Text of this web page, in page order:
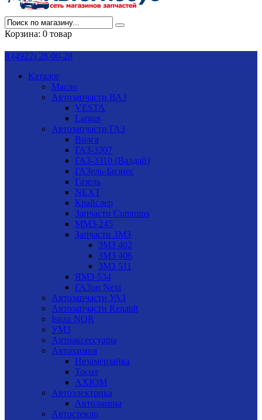
Корзина: 0 товар
8 (4922) 28-00-28
Каталог
Масло
Автозапчасти ВАЗ
VESTA
Largus
Автозапчасти ГАЗ
Волга
ГАЗ-3307
ГАЗ-3310 (Валдай)
ГАЗель-Бизнес
Газель
NEXT
Крайслер
Запчасти Cummins
ММЗ-245
Запчасти ЗМЗ
ЗМЗ 402
ЗМЗ 406
ЗМЗ 511
ЯМЗ-534
ГАЗон Next
Автозапчасти УАЗ
Автозапчасти Renault
Isuzu NQR
УМЗ
Автоаксессуары
Автохимия
Незамерзайка
Тосол
AXIOM
Автоэлектрика
Автолампы
Автостекло